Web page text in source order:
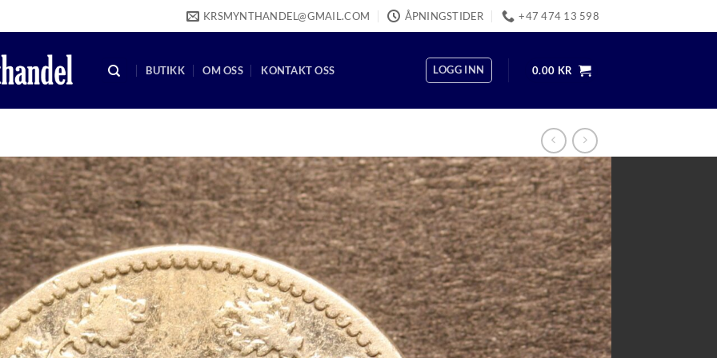
KRSMYNTHANDEL@GMAIL.COM ÅPNINGSTIDER +47 474 13 598
BUTIKK OM OSS KONTAKT OSS LOGG INN 0.00 KR